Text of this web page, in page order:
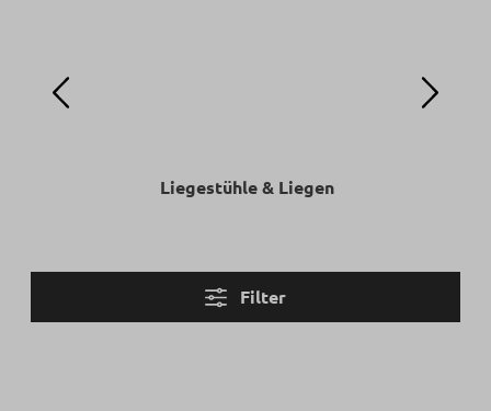
Liegestühle & Liegen
Filter